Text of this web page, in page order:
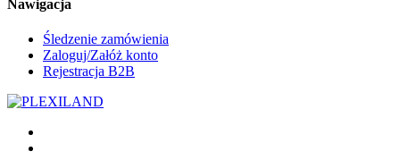
Nawigacja
Śledzenie zamówienia
Zaloguj/Załóż konto
Rejestracja B2B